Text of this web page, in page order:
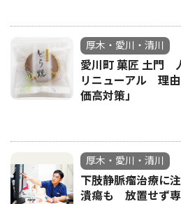
厚木・愛川・清川
愛川町 菓匠 土門
リニューアル 理
価高対策」
厚木・愛川・清川
下肢静脈瘤治療に
潰瘍も 放置せず専